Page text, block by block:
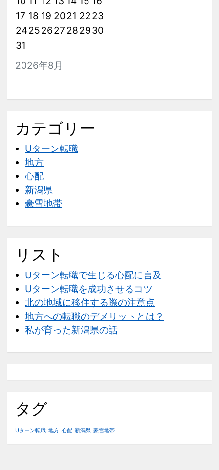
2026年8月
17 18 19 2021 2223
24252627 282930
31
カテゴリー
Uターン転職
地方
心配
新潟県
豪雪地帯
リスト
Uターン転職で生じる心配に言及
Uターン転職を成功させるコツ
北の地域に移住する際の注意点
地方への転職のデメリットとは？
私が育った新潟県の話
タグ
Uターン転職 地方 心配 新潟県 豪雪地帯